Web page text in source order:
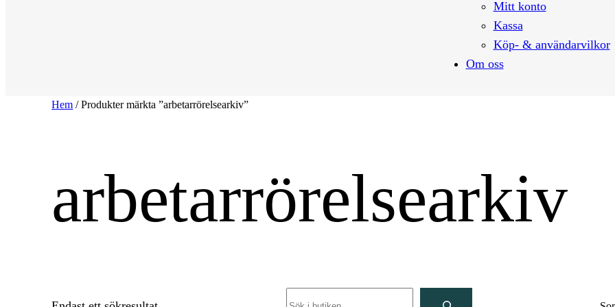
Mitt konto
Kassa
Köp- & användarvilkor
Om oss
Hem / Produkter märkta ”arbetarrörelsearkiv”
arbetarrörelsearkiv